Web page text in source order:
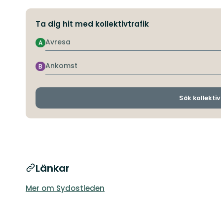
Ta dig hit med kollektivtrafik
Avresa
A
Ankomst
B
Sök
Länkar
Mer om Sydostleden